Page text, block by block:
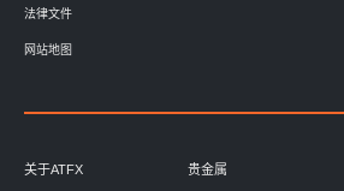
法律文件
网站地图
关于ATFX 贵金属